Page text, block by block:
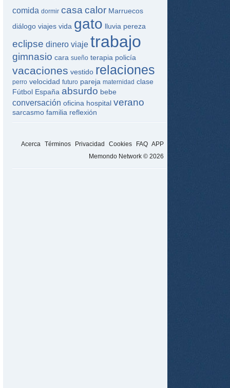
comida dormir casacalor Marruecos
diálogo viajes vida gato lluvia pereza
eclipse dinero viaje trabajo
gimnasio cara sueño terapia policía
vacaciones vestido relaciones
perro velocidad futuro pareja maternidad clase
Fútbol España absurdo bebe
conversación oficina hospital verano
sarcasmo familia reflexión
Acerca Términos Privacidad Cookies FAQ APP
Memondo Network © 2026